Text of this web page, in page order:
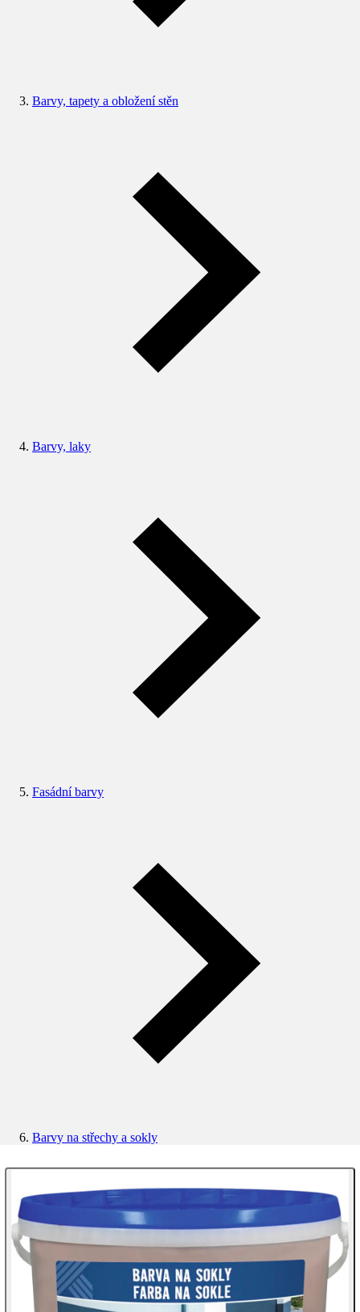
Barvy, tapety a obložení stěn
Barvy, laky
Fasádní barvy
Barvy na střechy a sokly